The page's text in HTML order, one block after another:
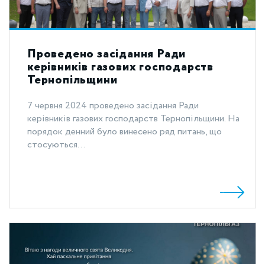
Проведено засідання Ради
керівників газових господарств
Тернопільщини
7 червня 2024 проведено засідання Ради
керівників газових господарств Тернопільщини. На
порядок денний було винесено ряд питань, що
стосуються...